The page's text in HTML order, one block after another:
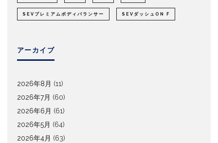
SEVプレミアムボディバランサー SEVダッシュON F
アーカイブ
2026年8月 (11)
2026年7月 (60)
2026年6月 (61)
2026年5月 (64)
2026年4月 (63)